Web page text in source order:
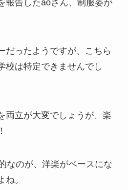
報告したaoさん、制服姿が
だったようですが、こちら
校は特定できませんでし
両立が大変でしょうが、楽
なのが、洋楽がベースにな
ね。